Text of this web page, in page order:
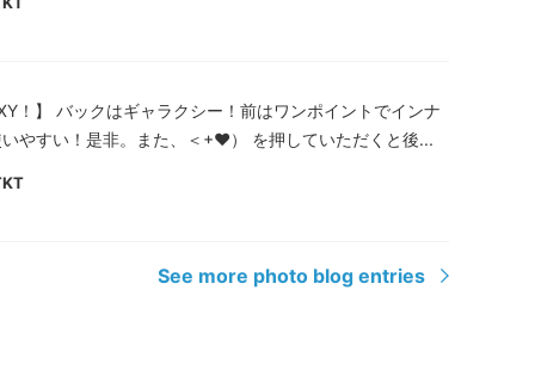
！】 バックはギャラクシー！前はワンポイントでインナ
やすい！是非。また、＜+♥） を押していただくと後...
See more photo blog entries